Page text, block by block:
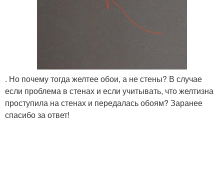
. Но почему тогда желтее обои, а не стены? В случае
если проблема в стенах и если учитывать, что желтизна
проступила на стенах и передалась обоям? Заранее
спасибо за ответ!